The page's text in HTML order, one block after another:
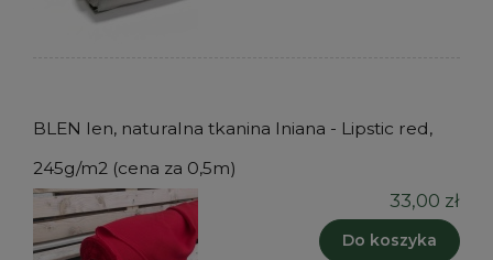
BLEN len, naturalna tkanina lniana - Lipstic red,
245g/m2 (cena za 0,5m)
33,00 zł
Do koszyka